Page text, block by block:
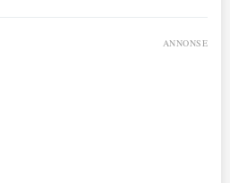
ANNONSE